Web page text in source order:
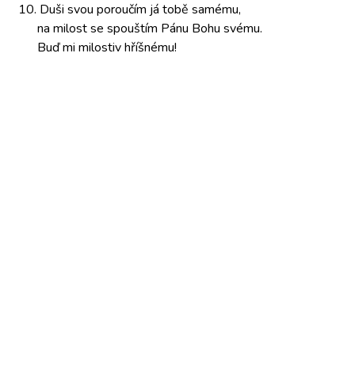
10. Duši svou poroučím já tobě samému,
na milostse spouštím Pánu Bohu svému.
Buď mi milostiv hříšnému!